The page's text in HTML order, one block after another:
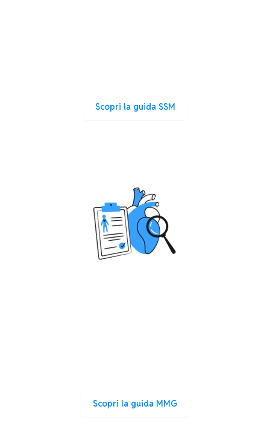
Scopri la guida SSM
Scopri la guida MMG